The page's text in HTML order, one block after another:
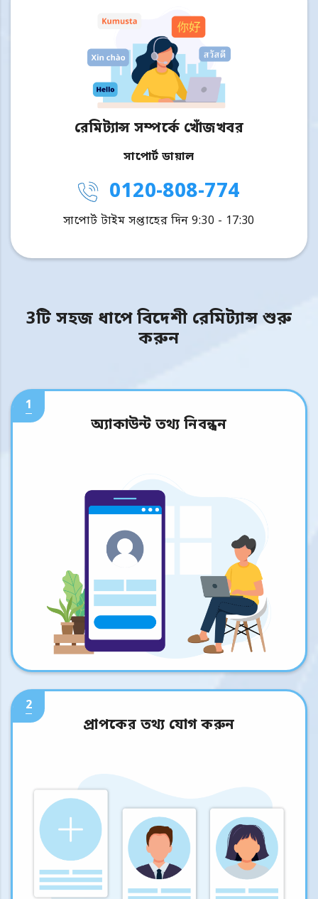
রেমিট্যান্স সম্পর্কে খোঁজখবর
সাপোর্ট ডায়াল
0120-808-774
সাপোর্ট টাইম সপ্তাহের দিন 9:30 - 17:30
3টি সহজ ধাপে বিদেশী রেমিট্যান্স শুরু
করুন
1
অ্যাকাউন্ট তথ্য নিবন্ধন
2
প্রাপকের তথ্য যোগ করুন